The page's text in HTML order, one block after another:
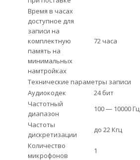
Время в часах
доступное для
записи на
комплектную
память на
минимальных
намтройках
72 часа
Технические параметры записи
Аудиокодек
24 бит
Частотный
диапазон
100 — 10000 Гц
Частоты
дискретизации
до 22 Кгц
Количество
микрофонов
1